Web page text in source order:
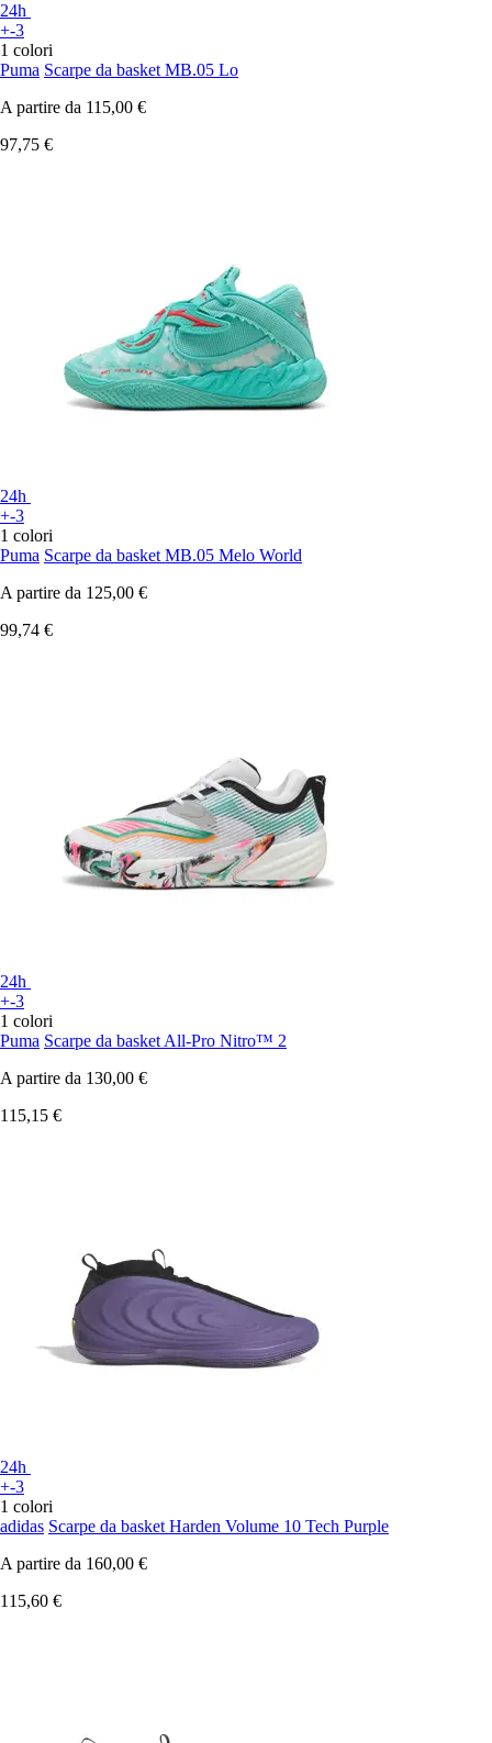
24h
+-3
1 colori
Puma Scarpe da basket MB.05 Lo
A partire da 115,00 €
97,75 €
24h
+-3
1 colori
Puma Scarpe da basket MB.05 Melo World
A partire da 125,00 €
99,74 €
24h
+-3
1 colori
Puma Scarpe da basket All-Pro Nitro™ 2
A partire da 130,00 €
115,15 €
24h
+-3
1 colori
adidas Scarpe da basket Harden Volume 10 Tech Purple
A partire da 160,00 €
115,60 €